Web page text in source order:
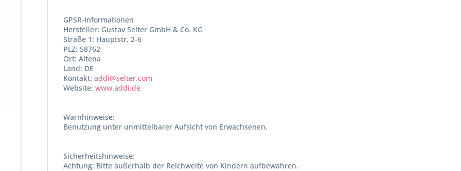
GPSR-Informationen
Hersteller: Gustav Selter GmbH & Co. KG
Straße 1: Hauptstr. 2-6
PLZ: 58762
Ort: Altena
Land: DE
Kontakt: addi@selter.com
Website: www.addi.de
Warnhinweise:
Benutzung unter unmittelbarer Aufsicht von Erwachsenen.
Sicherheitshinweise:
Achtung: Bitte außerhalb der Reichweite von Kindern aufbewahren.